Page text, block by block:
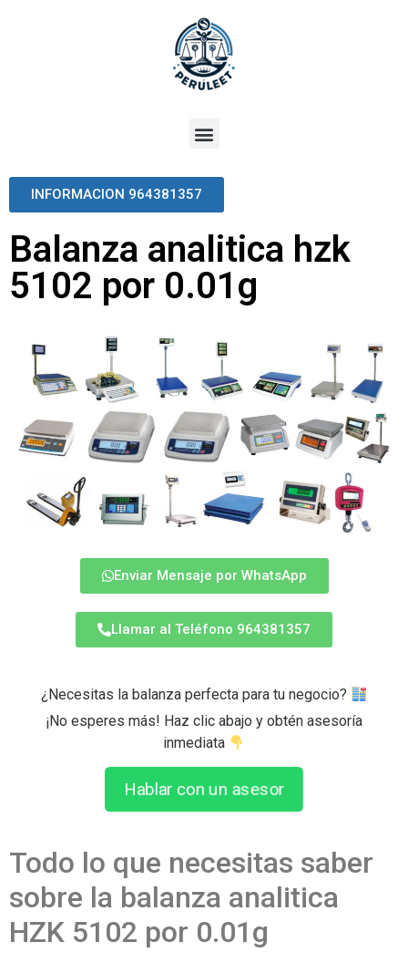
INFORMACION 964381357
Balanza analitica hzk
5102 por 0.01g
Enviar Mensaje por WhatsApp
Llamar al Teléfono 964381357
¿Necesitas la balanza perfecta para tu negocio?
¡No esperes más! Haz clic abajo y obtén asesoría
inmediata
Hablar con un asesor
Todo lo que necesitas saber
sobre la balanza analitica
HZK 5102 por 0.01g